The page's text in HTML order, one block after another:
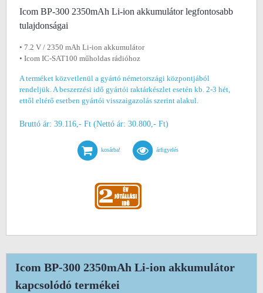
Icom BP-300 2350mAh Li-ion akkumulátor legfontosabb
tulajdonságai
• 7.2 V / 2350 mAh Li-ion akkumulátor
• Icom IC-SAT100 műholdas rádióhoz
A terméket közvetlenül a gyártó németországi központjából
rendeljük. A beszerzési idő gyártói raktárkészlet esetén kb. 2-3 hét,
ettől eltérő esetben gyártói visszaigazolás szerint alakul.
Bruttó ár: 39.116,- Ft (Nettó ár: 30.800,- Ft)
kosárba! árfigyelés
Icom BP-300 2350mAh Li-ion akkumulátor
kapcsolódó termékei